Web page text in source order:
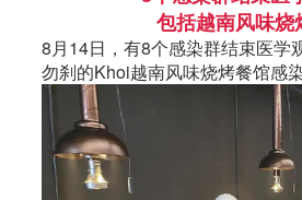
包括越南风味烧
8月14日，有8个感染群结束医学
勿刹的Khoi越南风味烧烤餐馆感染